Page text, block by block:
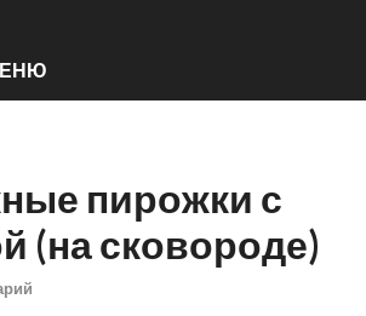
пирожки с
(на сковороде)